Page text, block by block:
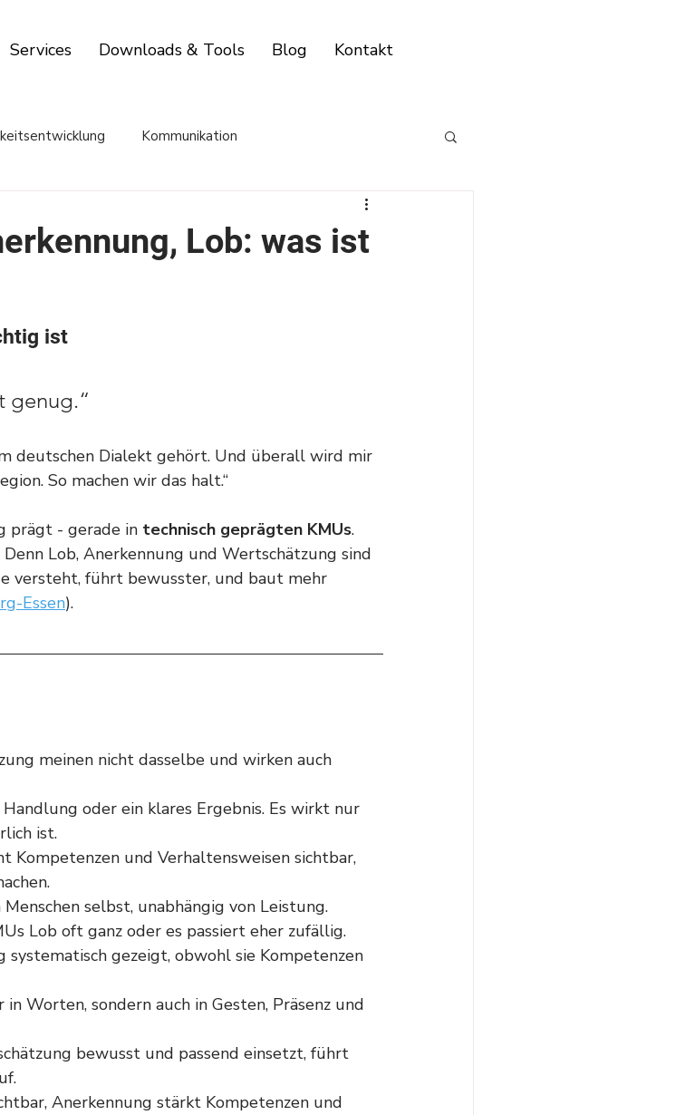
Services Downloads & Tools Blog Kontakt
Kommunikation
Lob: was ist
ist
genug.“
deutschen Dialekt gehört. Und überall wird mir
So machen wir das halt.“
prägt - gerade in technisch geprägten KMUs.
Lob, Anerkennung und Wertschätzung sind
versteht, führt bewusster, und baut mehr
Essen).
meinen nicht dasselbe und wirken auch
oder ein klares Ergebnis. Es wirkt nur
ist.
Kompetenzen und Verhaltensweisen sichtbar,
selbst, unabhängig von Leistung.
Lob oft ganz oder es passiert eher zufällig.
gezeigt, obwohl sie Kompetenzen
Worten, sondern auch in Gesten, Präsenz und
bewusst und passend einsetzt, führt
Anerkennung stärkt Kompetenzen und